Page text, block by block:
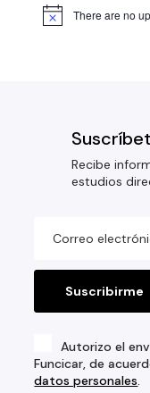
There are no
Recibe
estudios
Autorizo el
Funcicar, de
datos personales.